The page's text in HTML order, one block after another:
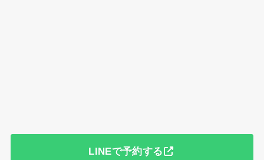
LINEで予約する